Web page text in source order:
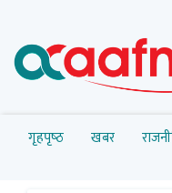
गृहपृष्‍ठ खबर